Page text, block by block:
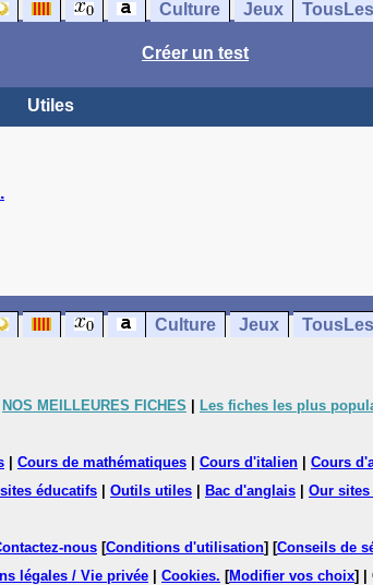
Culture Jeux
Créer un test
Utiles
Culture Jeux
NOS MEILLEURES FICHES Les fiches les plus
Cours de mathématiques Cours d'italien Cours
éducatifs Outils utiles Bac d'anglais Our
nous [Conditions d'utilisation] [Conseils de
légales / Vie privée Cookies. [Modifier vos choix]